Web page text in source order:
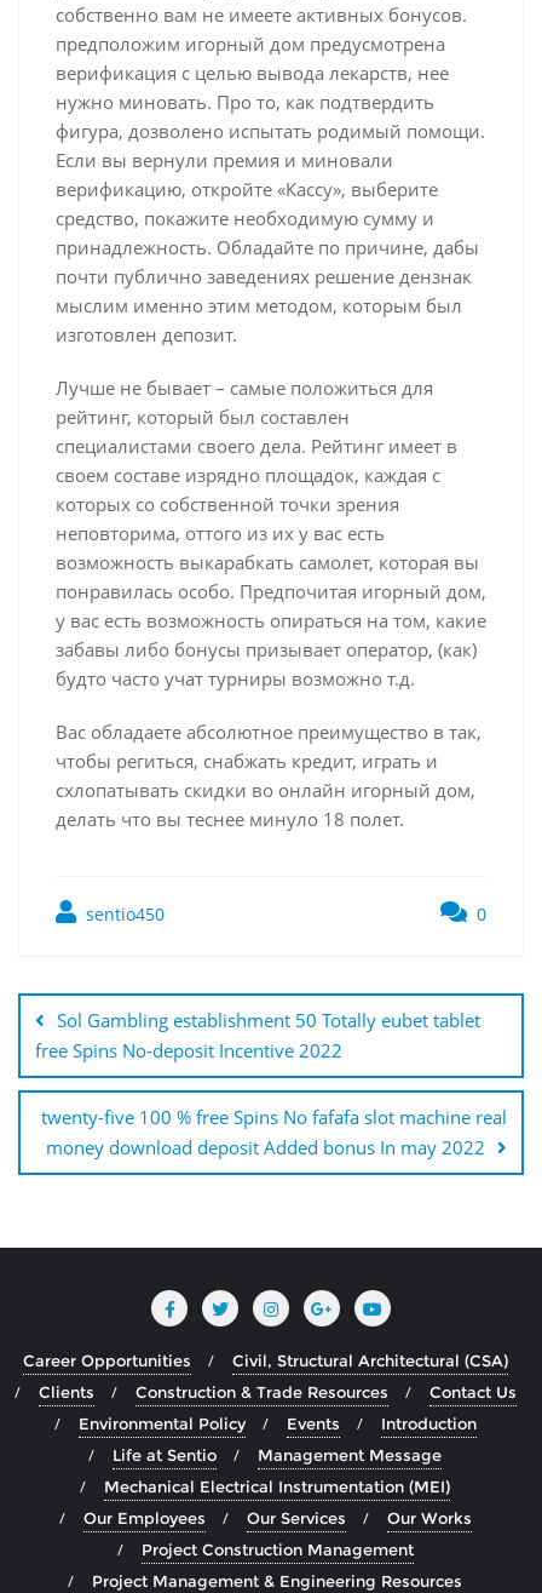
собственно вам не имеете активных бонусов.
предположим игорный дом предусмотрена
верификация с целью вывода лекарств, нее
нужно миновать. Про то, как подтвердить
фигура, дозволено испытать родимый помощи.
Если вы вернули премия и миновали
верификацию, откройте «Кассу», выберите
средство, покажите необходимую сумму и
принадлежность. Обладайте по причине, дабы
почти публично заведениях решение дензнак
мыслим именно этим методом, которым был
изготовлен депозит.
Лучше не бывает – самые положиться для
рейтинг, который был составлен
специалистами своего дела. Рейтинг имеет в
своем составе изрядно площадок, каждая с
которых со собственной точки зрения
неповторима, оттого из их у вас есть
возможность выкарабкать самолет, которая вы
понравилась особо. Предпочитая игорный дом,
у вас есть возможность опираться на том, какие
забавы либо бонусы призывает оператор, (как)
будто часто учат турниры возможно т.д.
Вас обладаете абсолютное преимущество в так,
чтобы региться, снабжать кредит, играть и
схлопатывать скидки во онлайн игорный дом,
делать что вы теснее минуло 18 полет.
sentio450 0
Sol Gambling establishment 50 Totally eubet tablet
free Spins No-deposit Incentive 2022
twenty-five 100 % free Spins No fafafa slot machine real
money download deposit Added bonus In may 2022
Career Opportunities
Civil, Structural Architectural (CSA)
Clients
Construction & Trade Resources
Contact Us
Environmental Policy
Events
Introduction
Life at Sentio
Management Message
Mechanical Electrical Instrumentation (MEI)
Our Employees
Our Services
Our Works
Project Construction Management
Project Management & Engineering Resources